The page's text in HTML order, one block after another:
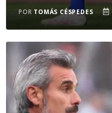
POR TOMÁS CÉSPEDES